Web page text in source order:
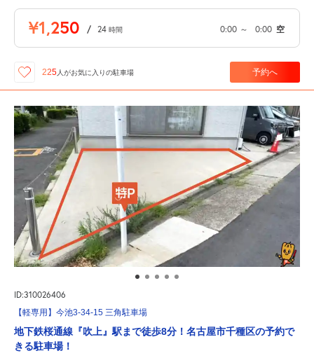
¥1,250 / 24 時間 0:00 ～ 0:00 空
225 人がお気に入りの駐車場 予約へ
ID:310026406
【軽専用】今池3-34-15 三角駐車場
地下鉄桜通線『吹上』駅まで徒歩8分！名古屋市千種区の予約で
きる駐車場！